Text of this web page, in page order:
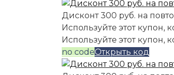
Дисконт 300 руб. на
Используйте этот купон,
Используйте этот купон,
no codeОткрыть код